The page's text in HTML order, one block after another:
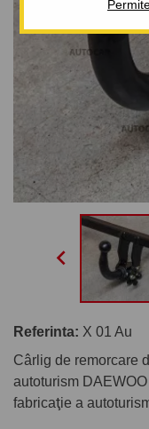

Referinta: X 01 Au
Cârlig de remorcare
autoturism
fabricaţie a